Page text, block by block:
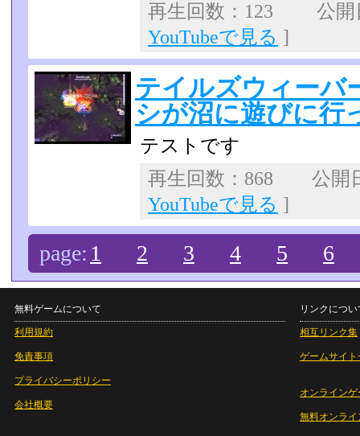
再生回数：123 公
YouTubeで見る ]
テイルズウィー
シが沼に遊びに行
テストです
再生回数：868 公開
YouTubeで見る ]
page: 1 2 3 4 5 6
無料ゲームについて
利用規約
免責事項
プライバシーポリシー
会社概要
リンクについ
相互リンク集
ゲームサイト
オンラインゲ
無料オンライ